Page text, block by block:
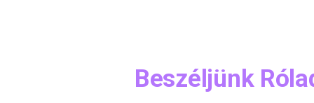
Beszéljünk